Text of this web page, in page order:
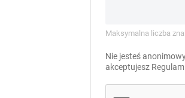
Maksymalna liczba
Nie jesteś
akceptujesz